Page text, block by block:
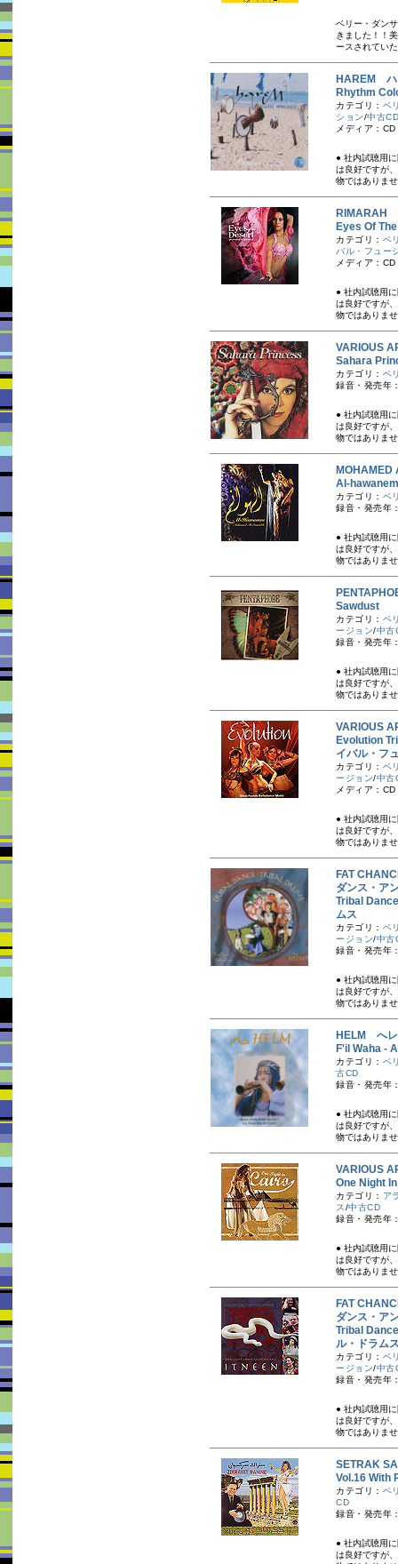
ベリー・ダン
きました！！
ースされてい
HAREM ハ
Rhythm
カテゴリ： ベ
ション/中古CD
メディア：CD
● 社内試聴用
は良好ですが
物ではありま
RIMARAH
Eyes Of
カテゴリ： ベ
バル・フュー
メディア：CD
● 社内試聴用
は良好ですが
物ではありま
VARIOUS
Sahara
カテゴリ： ベ
録音・発売年
● 社内試聴用
は良好ですが
物ではありま
Al-
カテゴリ： ベ
録音・発売年
● 社内試聴用
は良好ですが
物ではありま
Sawdust
カテゴリ： ベ
ージョン/中古
録音・発売年
● 社内試聴用
は良好ですが
物ではありま
VARIOUS
Evolution
イバル・フ
カテゴリ： ベ
ージョン/中古
メディア：CD
● 社内試聴用
は良好ですが
物ではありま
FAT
ダンス・ア
Tribal
ムス
カテゴリ： ベ
ージョン/中古
録音・発売年
● 社内試聴用
は良好ですが
物ではありま
HELM へ
F'il Waha -
カテゴリ： ベ
古CD
録音・発売年
● 社内試聴用
は良好ですが
物ではありま
VARIOUS
One Night
カテゴリ： ア
ス /中古CD
録音・発売年
● 社内試聴用
は良好ですが
物ではありま
FAT
ダンス・ア
Tribal
ル・ドラム
カテゴリ： ベ
ージョン/中古
録音・発売年
● 社内試聴用
は良好ですが
物ではありま
SETRAK
Vol.16
カテゴリ： ベ
CD
録音・発売年
● 社内試聴用
は良好ですが